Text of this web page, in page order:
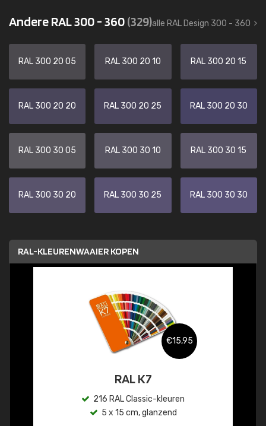
Andere RAL 300 - 360(329)alle RAL Design 300 - 360
RAL 300 20 05 RAL 300 20 10 RAL 300 20 15
RAL 300 20 20 RAL 300 20 25 RAL 300 20 30
RAL 300 30 05 RAL 300 30 10 RAL 300 30 15
RAL 300 30 20 RAL 300 30 25 RAL 300 30 30
RAL-KLEURENWAAIER KOPEN
€15,95
RAL K7
216 RAL Classic-kleuren
5 x 15 cm, glanzend